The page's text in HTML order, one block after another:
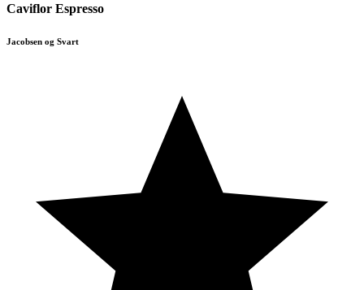
Caviflor Espresso
Jacobsen og Svart